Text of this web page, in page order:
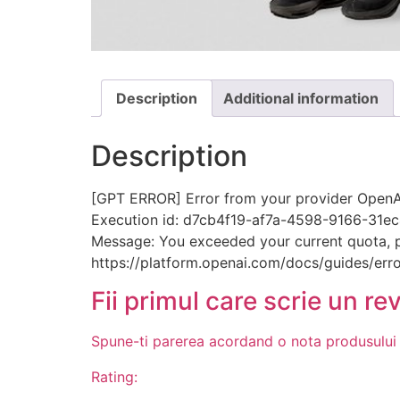
Description Additional information
Description
[GPT ERROR] Error from your provider
Execution id: d7cb4f19-af7a-4598-9166-
Message: You exceeded your current
https://platform.openai.com/docs/guides/
Fii primul care scrie un
Spune-ti parerea acordand o nota produsului
Rating: